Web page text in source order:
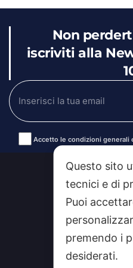
Non
iscriviti alla
Accetto le condizioni generali
Alternative:
Questo sito
tecnici e di
Puoi
premendo i
desiderati.